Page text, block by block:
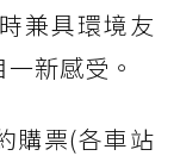
兼具環境友
新感受。
購票(各車站